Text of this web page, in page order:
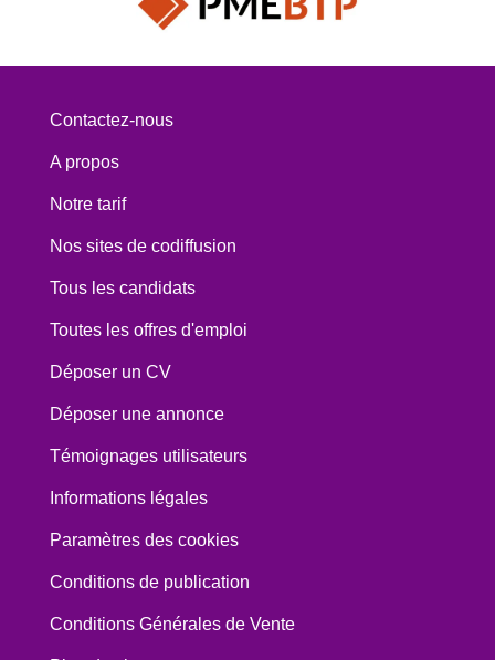
Contactez-nous
A propos
Notre tarif
Nos sites de codiffusion
Tous les candidats
Toutes les offres d'emploi
Déposer un CV
Déposer une annonce
Témoignages utilisateurs
Informations légales
Paramètres des cookies
Conditions de publication
Conditions Générales de Vente